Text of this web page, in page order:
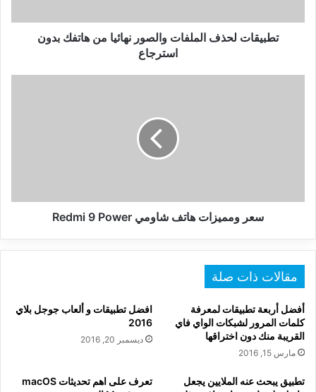
استرجاع
تطبيقات لحذف الملفات والصور نهائيا من هاتفك بدون
استرجاع
سعر ومميزات هاتف شاومي Redmi 9 Power
مقالات ذات صلة
أفضل أربعة تطبيقات لمعرفة
كلمات المرور لشبكات الواي فاي
القريبة منك دون اختراقها
مارس 15, 2016
افضل تطبيقات و ألعاب جوجل بلاي
2016
ديسمبر 20, 2016
تطبيق يبحث عنه الملايين يجعل
تعرف على اهم تحديثات macOS